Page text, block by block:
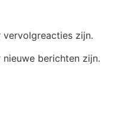
vervolgreacties zijn.
berichten zijn.